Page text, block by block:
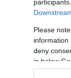
Please
information
deny
in below